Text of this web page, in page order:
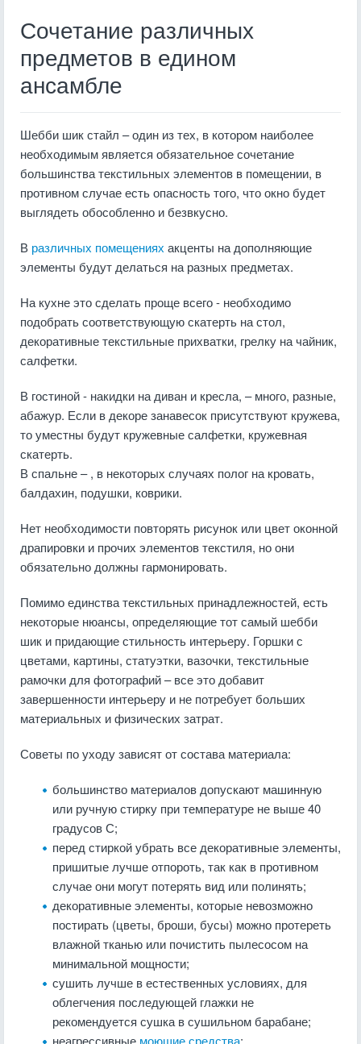
Сочетание различных
предметов в едином
ансамбле
Шебби шик стайл – один из тех, в котором наиболее
необходимым является обязательное сочетание
большинства текстильных элементов в помещении, в
противном случае есть опасность того, что окно будет
выглядеть обособленно и безвкусно.
В различных помещениях акценты на дополняющие
элементы будут делаться на разных предметах.
На кухне это сделать проще всего - необходимо
подобрать соответствующую скатерть на стол,
декоративные текстильные прихватки, грелку на чайник,
салфетки.
В гостиной - накидки на диван и кресла, – много, разные,
абажур. Если в декоре занавесок присутствуют кружева,
то уместны будут кружевные салфетки, кружевная
скатерть.
В спальне – , в некоторых случаях полог на кровать,
балдахин, подушки, коврики.
Нет необходимости повторять рисунок или цвет оконной
драпировки и прочих элементов текстиля, но они
обязательно должны гармонировать.
Помимо единства текстильных принадлежностей, есть
некоторые нюансы, определяющие тот самый шебби
шик и придающие стильность интерьеру. Горшки с
цветами, картины, статуэтки, вазочки, текстильные
рамочки для фотографий – все это добавит
завершенности интерьеру и не потребует больших
материальных и физических затрат.
Советы по уходу зависят от состава материала:
большинство материалов допускают машинную
или ручную стирку при температуре не выше 40
градусов С;
перед стиркой убрать все декоративные элементы,
пришитые лучше отпороть, так как в противном
случае они могут потерять вид или полинять;
декоративные элементы, которые невозможно
постирать (цветы, броши, бусы) можно протереть
влажной тканью или почистить пылесосом на
минимальной мощности;
сушить лучше в естественных условиях, для
облегчения последующей глажки не
рекомендуется сушка в сушильном барабане;
неагрессивные моющие средства;